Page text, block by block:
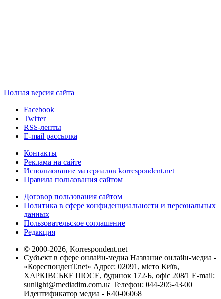
Полная версия сайта
Facebook
Twitter
RSS-ленты
E-mail рассылка
Контакты
Реклама на сайте
Использование материалов korrespondent.net
Правила пользования сайтом
Договор пользования сайтом
Политика в сфере конфиденциальности и персональных
данных
Пользовательское соглашение
Редакция
© 2000-2026, Korrespondent.net
Субъект в сфере онлайн-медиа Название онлайн-медиа -
«КореспонденТ.net» Адрес: 02091, місто Київ,
ХАРКІВСЬКЕ ШОСЕ, будинок 172-Б, офіс 208/1 E-mail:
sunlight@mediadim.com.ua Телефон: 044-205-43-00
Идентификатор медиа - R40-06068